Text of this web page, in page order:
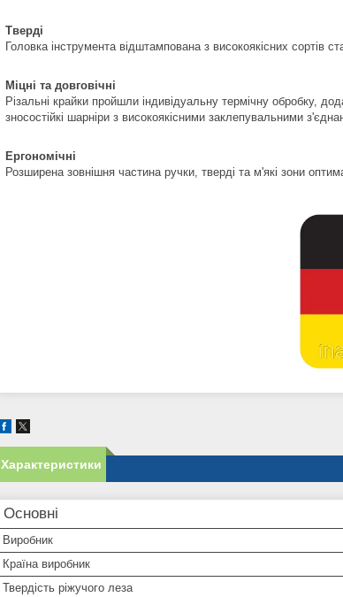
Тверді
Головка інструмента відштампована з високоякісних сортів
Міцні та довговічні
Різальні крайки пройшли індивідуальну термічну обробку,
зносостійкі шарніри з високоякісними заклепувальними
Ергономічні
Розширена зовнішня частина ручки, тверді та м'які зони
Характеристики
Основні
Виробник
Країна виробник
Твердість ріжучого леза